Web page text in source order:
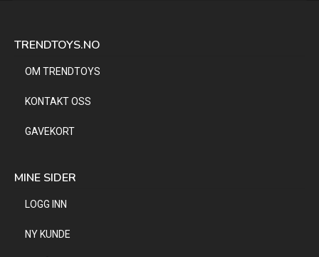
TRENDTOYS.NO
OM TRENDTOYS
KONTAKT OSS
GAVEKORT
MINE SIDER
LOGG INN
NY KUNDE